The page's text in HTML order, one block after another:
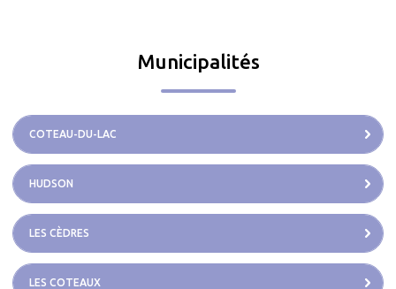
Municipalités
COTEAU-DU-LAC
HUDSON
LES CÈDRES
LES COTEAUX